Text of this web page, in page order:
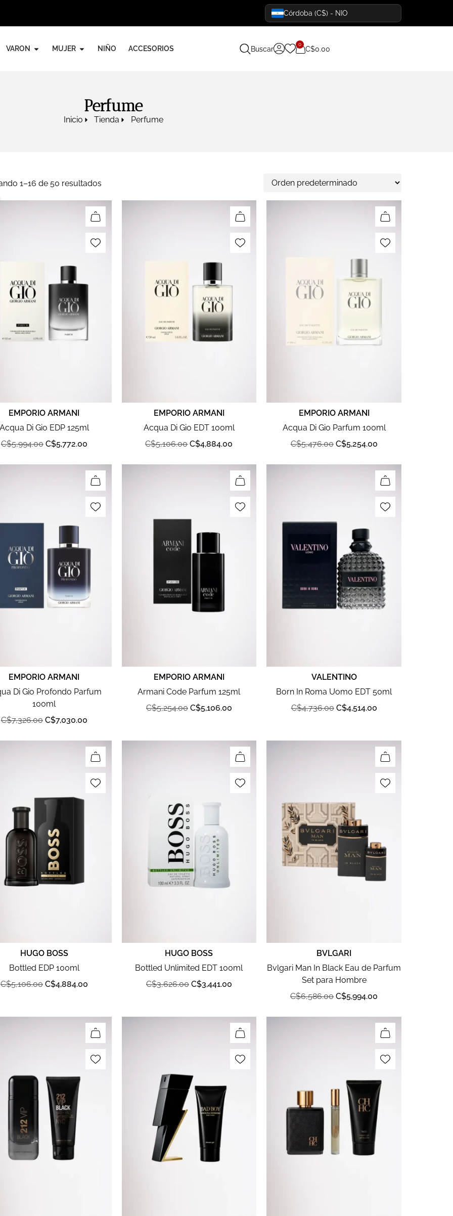
Córdoba (C$) - NIO
VARON MUJER NIÑO ACCESORIOS Buscar C$0.00
0
Perfume
Inicio Tienda Perfume
1–16 de 50 resultados
EMPORIO ARMANI
Di Gio EDP 125ml
C$5,994.00 C$5,772.00
EMPORIO ARMANI
Acqua Di Gio EDT 100ml
C$5,106.00 C$4,884.00
EMPORIO ARMANI
Acqua Di Gio Parfum 100ml
C$5,476.00 C$5,254.00
EMPORIO ARMANI
Di Gio Profondo Parfum
100ml
C$7,326.00 C$7,030.00
EMPORIO ARMANI
Armani Code Parfum 125ml
C$5,254.00 C$5,106.00
VALENTINO
Born In Roma Uomo EDT 50ml
C$4,736.00 C$4,514.00
HUGO BOSS
Bottled EDP 100ml
C$5,106.00 C$4,884.00
HUGO BOSS
Bottled Unlimited EDT 100ml
C$3,626.00 C$3,441.00
BVLGARI
Bvlgari Man In Black Eau de Parfum
Set para Hombre
C$6,586.00 C$5,994.00